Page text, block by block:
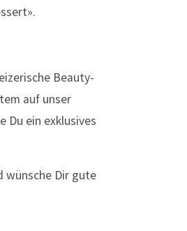
Beauty-
auf unser
Du ein exklusives
wünsche Dir gute